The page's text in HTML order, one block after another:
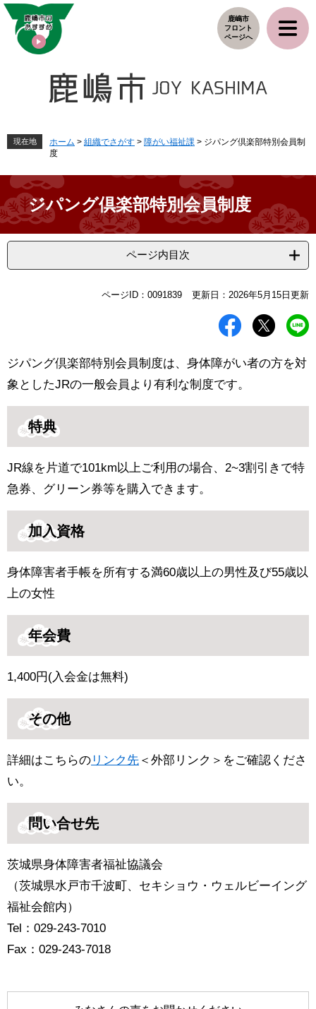
ペ
メ
鹿嶋市
フロント
ページへ
現在地 ホーム > 組織でさがす > 障がい福祉課 > ジパング倶楽部特別会員制
度
ジパング倶楽部特別会員制度
ページ内目次
ページID：0091839 更新日：2026年5月15日更新
ジパング倶楽部特別会員制度は、身体障がい者の方を対
象としたJRの一般会員より有利な制度です。
特典
JR線を片道で101km以上ご利用の場合、2~3割引きで特
急券、グリーン券等を購入できます。
加入資格
身体障害者手帳を所有する満60歳以上の男性及び55歳以
上の女性
年会費
1,400円(入会金は無料)
その他
詳細はこちらの リンク先 ＜外部リンク＞ をご確認くださ
い。
問い合せ先​
茨城県身体障害者福祉協議会
（茨城県水戸市千波町、セキショウ・ウェルビーイング
福祉会館内）
Tel：029-243-7010
Fax：029-243-7018